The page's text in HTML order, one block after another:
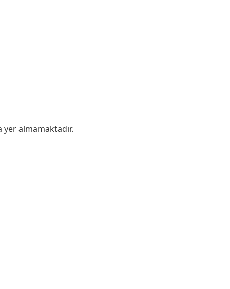
yer almamaktadır.